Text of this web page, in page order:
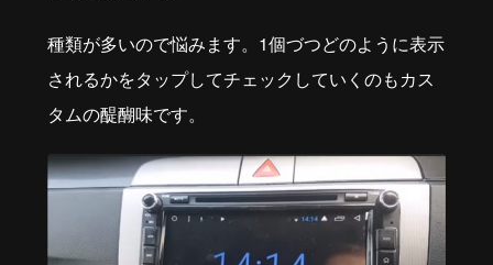
種類が多いので悩みます。1個づつどのように表示
されるかをタップしてチェックしていくのもカス
タムの醍醐味です。